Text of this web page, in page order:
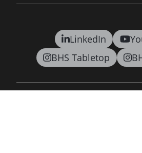
LinkedIn
BHS Tabletop